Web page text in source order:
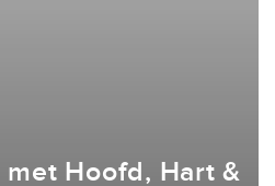
Hoofd, Hart &